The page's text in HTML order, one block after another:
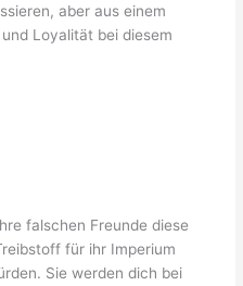
aber aus einem
Loyalität bei diesem
falschen Freunde diese
für ihr Imperium
Sie werden dich bei